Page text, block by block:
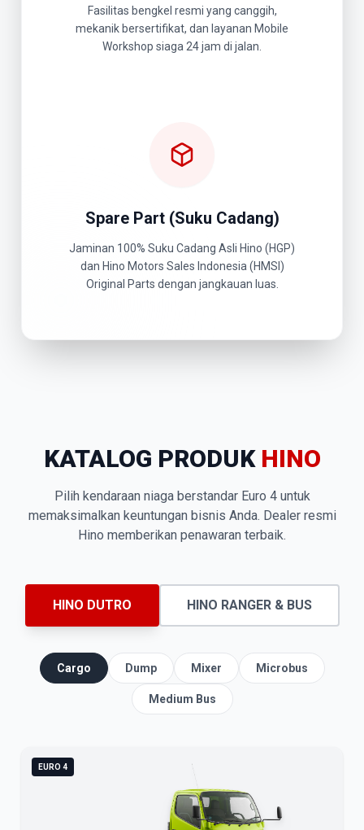
Fasilitas bengkel resmi yang canggih,
mekanik bersertifikat, dan layanan Mobile
Workshop siaga 24 jam di jalan.
Spare Part (Suku Cadang)
Jaminan 100% Suku Cadang Asli Hino (HGP)
dan Hino Motors Sales Indonesia (HMSI)
Original Parts dengan jangkauan luas.
KATALOG PRODUK HINO
Pilih kendaraan niaga berstandar Euro 4 untuk
memaksimalkan keuntungan bisnis Anda. Dealer resmi
Hino memberikan penawaran terbaik.
HINO DUTRO HINO RANGER & BUS
Cargo Dump Mixer Microbus
Medium Bus
EURO 4